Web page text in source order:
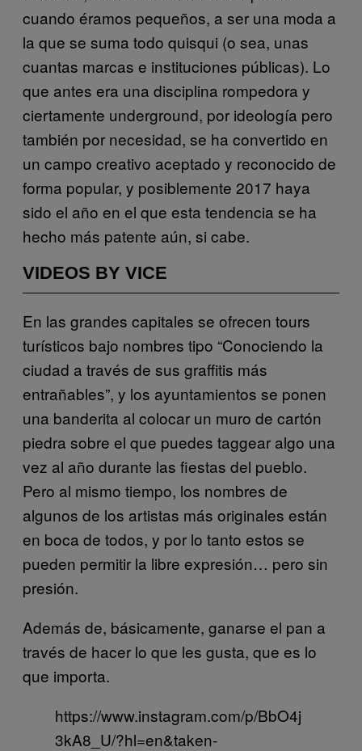
cuando éramos pequeños, a ser una moda a
la que se suma todo quisqui (o sea, unas
cuantas marcas e instituciones públicas). Lo
que antes era una disciplina rompedora y
ciertamente underground, por ideología pero
también por necesidad, se ha convertido en
un campo creativo aceptado y reconocido de
forma popular, y posiblemente 2017 haya
sido el año en el que esta tendencia se ha
hecho más patente aún, si cabe.
VIDEOS BY VICE
En las grandes capitales se ofrecen tours
turísticos bajo nombres tipo “Conociendo la
ciudad a través de sus graffitis más
entrañables”, y los ayuntamientos se ponen
una banderita al colocar un muro de cartón
piedra sobre el que puedes taggear algo una
vez al año durante las fiestas del pueblo.
Pero al mismo tiempo, los nombres de
algunos de los artistas más originales están
en boca de todos, y por lo tanto estos se
pueden permitir la libre expresión… pero sin
presión.
Además de, básicamente, ganarse el pan a
través de hacer lo que les gusta, que es lo
que importa.
https://www.instagram.com/p/BbO4j
3kA8_U/?hl=en&taken-